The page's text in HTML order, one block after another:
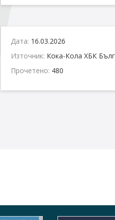
Дата: 16.03.2026
Източник: Кока-Кола ХБК
Прочетено: 480